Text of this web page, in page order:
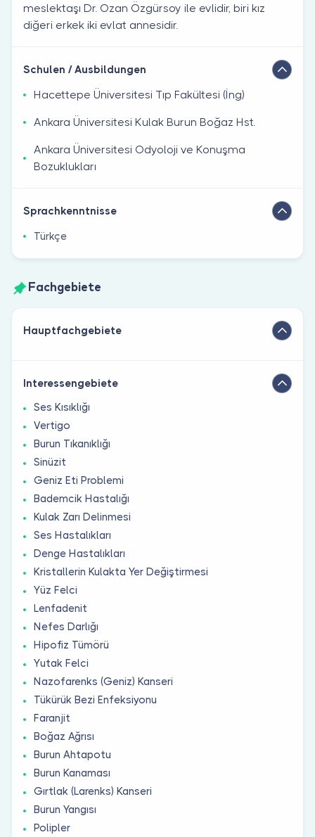
meslektaşı Dr. Ozan Özgürsoy ile evlidir, biri kız
diğeri erkek iki evlat annesidir.
Schulen / Ausbildungen
Hacettepe Üniversitesi Tıp Fakültesi (İng)
Ankara Üniversitesi Kulak Burun Boğaz Hst.
Ankara Üniversitesi Odyoloji ve Konuşma
Bozuklukları
Sprachkenntnisse
Türkçe
Fachgebiete
Hauptfachgebiete
Interessengebiete
Ses Kısıklığı
Vertigo
Burun Tıkanıklığı
Sinüzit
Geniz Eti Problemi
Bademcik Hastalığı
Kulak Zarı Delinmesi
Ses Hastalıkları
Denge Hastalıkları
Kristallerin Kulakta Yer Değiştirmesi
Yüz Felci
Lenfadenit
Nefes Darlığı
Hipofiz Tümörü
Yutak Felci
Nazofarenks (Geniz) Kanseri
Tükürük Bezi Enfeksiyonu
Faranjit
Boğaz Ağrısı
Burun Ahtapotu
Burun Kanaması
Gırtlak (Larenks) Kanseri
Burun Yangısı
Polipler